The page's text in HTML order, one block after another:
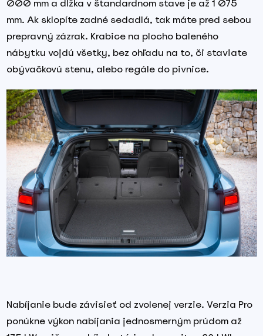
000 mm a dĺžka v štandardnom stave je až 1 075
mm. Ak sklopíte zadné sedadlá, tak máte pred sebou
prepravný zázrak. Krabice na plocho baleného
nábytku vojdú všetky, bez ohľadu na to, či staviate
obývačkovú stenu, alebo regále do pivnice.
Nabíjanie bude závisieť od zvolenej verzie. Verzia Pro
ponúkne výkon nabíjania jednosmerným prúdom až